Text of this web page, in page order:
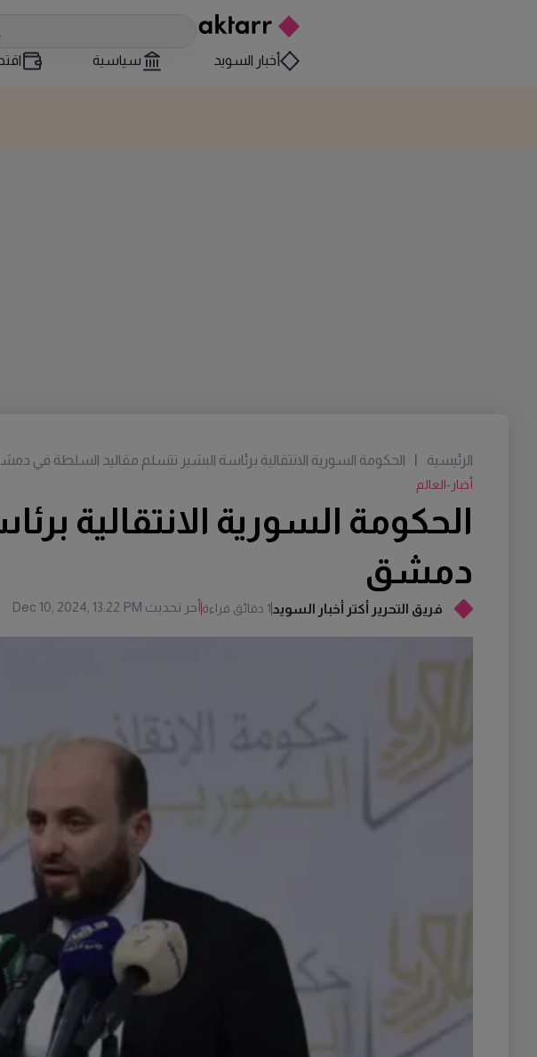
أخبار السويد سياسية
فريق التحرير أكتر أخبار السويد1 دقائق قراءة أخر تحديث Dec 10, 2024, 13:22 PM
الحكومة السورية الانتقالية
دمشق
أخبار-العالم
الرئيسية الحكومة السورية الانتقالية برئاسة البشير تتسلم مقاليد السلطة في